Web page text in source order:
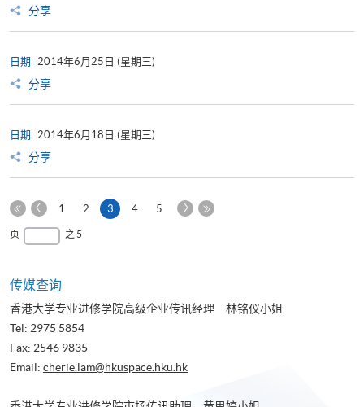
分享
日期 2014年6月25日 (星期三)
分享
日期 2014年6月18日 (星期三)
分享
第
一
上
1 2 3本
4 5
下
页 之 5
传媒查询
香港大学专业进修学院高级企业传讯经理 林铭仪小姐
Tel: 2975 5854
Fax: 2546 9835
Email: cherie.lam@hkuspace.hku.hk